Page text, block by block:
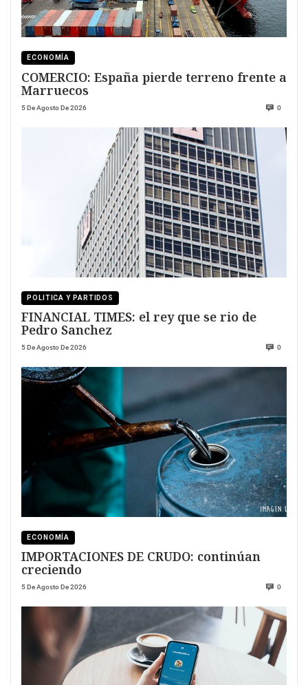
ECONOMÍA
COMERCIO: España pierde terreno frente a
Marruecos
5 De Agosto De 2026 0
POLITICA Y PARTIDOS
FINANCIAL TIMES: el rey que se rio de
Pedro Sanchez
5 De Agosto De 2026 0
ECONOMÍA
IMPORTACIONES DE CRUDO: continúan
creciendo
5 De Agosto De 2026 0